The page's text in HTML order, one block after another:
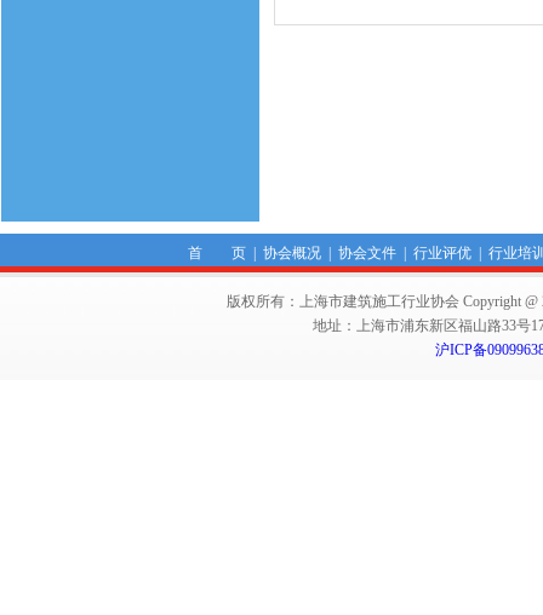
首 页| 协会概况| 协会文件| 行业评优| 行业培
版权所有：上海市建筑施工行业协会 Copyright @
地址：上海市浦东新区福山路33号
沪ICP备